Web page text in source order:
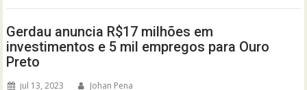
Gerdau anuncia R$17 milhões em
investimentos e 5 mil empregos para Ouro
Preto
jul 13, 2023 Johan Pena